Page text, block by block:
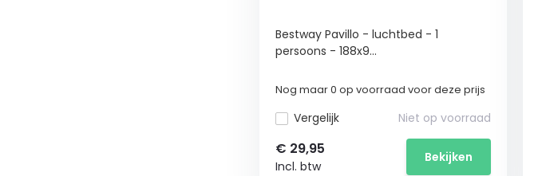
Bestway Pavillo - luchtbed - 1
persoons - 188x9...
Nog maar 0 op voorraad voor deze prijs
Vergelijk Niet op voorraad
€ 29,95
Incl. btw
Bekijken